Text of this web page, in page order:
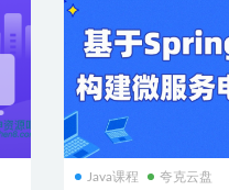
Java课程 夸克云盘